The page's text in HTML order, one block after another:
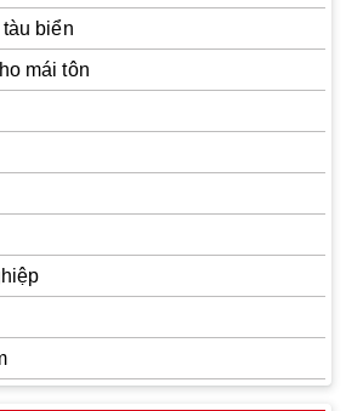
biển
mái tôn